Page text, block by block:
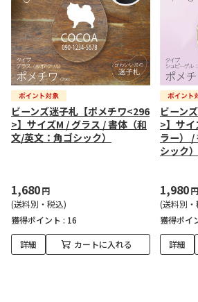
ビーンズ迷子札【ポメチワ<296
>】サイズM / グラス / 書体（和
文/英文：角ゴシック）
1,680円
(送料別・税込)
獲得ポイント : 16
詳細 カートに入れる
ビーン
>】サイ
ラー） /
シック）
1,980円
(送料別・
獲得ポイ
詳細